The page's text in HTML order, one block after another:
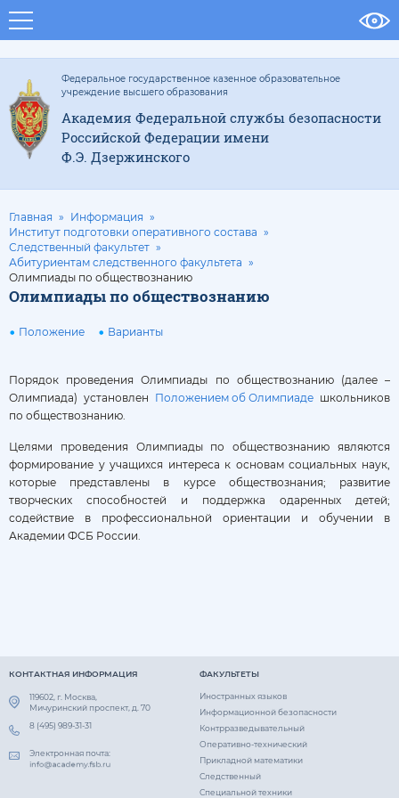
Федеральное государственное казенное образовательное
учреждение высшего образования
Академия Федеральной службы безопасности
Российской Федерации имени
Ф.Э. Дзержинского
Главная
Информация
Институт подготовки оперативного состава
Следственный факультет
Абитуриентам следственного факультета
Олимпиады по обществознанию
Олимпиады по обществознанию
Положение Варианты
Порядок проведения Олимпиады по обществознанию (далее –
Олимпиада) установлен Положением об Олимпиаде школьников
по обществознанию.
Целями проведения Олимпиады по обществознанию являются
формирование у учащихся интереса к основам социальных наук,
которые представлены в курсе обществознания; развитие
творческих способностей и поддержка одаренных детей;
содействие в профессиональной ориентации и обучении в
Академии ФСБ России.
КОНТАКТНАЯ ИНФОРМАЦИЯ
119602, г. Москва,
Мичуринский проспект, д. 70
8 (495) 989-31-31
Электронная почта:
ФАКУЛЬТЕТЫ
Иностранных языков
Информационной безопасности
Контрразведывательный
Оперативно-технический
Прикладной математики
Следственный
Специальной техники